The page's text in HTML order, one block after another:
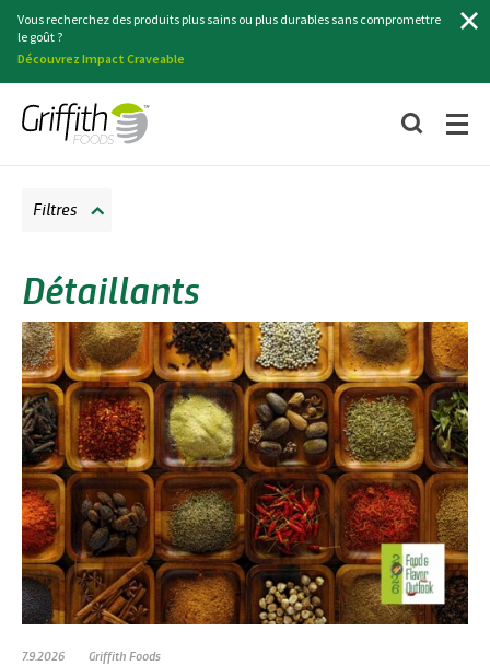
Vous recherchez des produits plus sains ou plus durables sans compromettre
le goût ?
Découvrez Impact Craveable
Détaillants
Filtres
7.9.2026 Griffith Foods